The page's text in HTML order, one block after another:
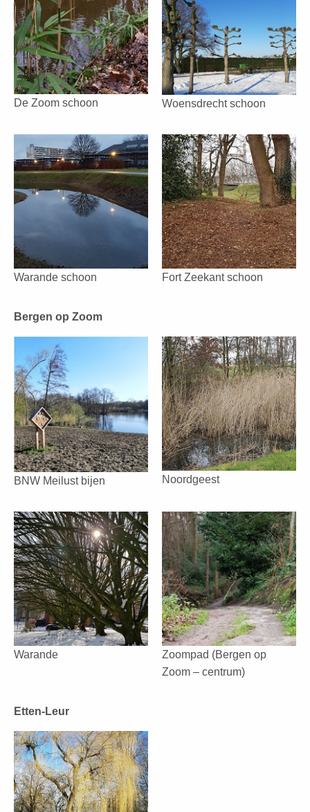
De Zoom schoon Woensdrecht schoon
Warande schoon Fort Zeekant schoon
Bergen op Zoom
BNW Meilust bijen Noordgeest
Warande
Zoompad (Bergen op
Zoom – centrum)
Etten-Leur